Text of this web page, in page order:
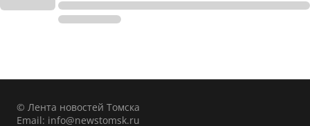
© Лента новостей Томска
Email: info@newstomsk.ru